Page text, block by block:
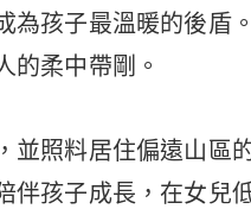
為孩子最溫暖的後盾
的柔中帶剛。
並照料居住偏遠山區
伴孩子成長，在女兒